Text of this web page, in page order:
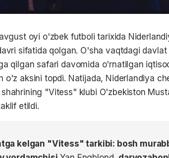
oyi o'zbek futboli tarixida
sifatida qolgan. O'sha vaqtdagi davlat
qilgan safari davomida o'rnatilgan
o'z aksini topdi. Natijada, Niderlandiya
"Vitess" klubi O'zbekiston
etildi.
kelgan "Vitess" tarkibi: bosh